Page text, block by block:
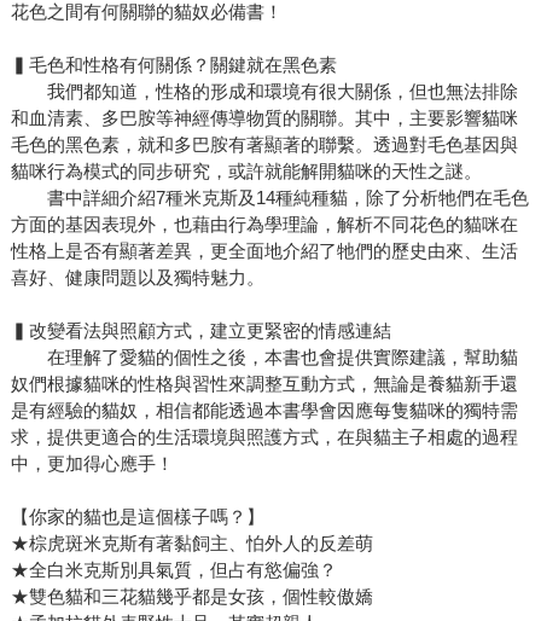
花色之間有何關聯的貓奴必備書！
▍毛色和性格有何關係？關鍵就在黑色素
我們都知道，性格的形成和環境有很大關係，但也無法排除
和血清素、多巴胺等神經傳導物質的關聯。其中，主要影響貓咪
毛色的黑色素，就和多巴胺有著顯著的聯繫。透過對毛色基因與
貓咪行為模式的同步研究，或許就能解開貓咪的天性之謎。
書中詳細介紹7種米克斯及14種純種貓，除了分析牠們在毛色
方面的基因表現外，也藉由行為學理論，解析不同花色的貓咪在
性格上是否有顯著差異，更全面地介紹了牠們的歷史由來、生活
喜好、健康問題以及獨特魅力。
▍改變看法與照顧方式，建立更緊密的情感連結
在理解了愛貓的個性之後，本書也會提供實際建議，幫助貓
奴們根據貓咪的性格與習性來調整互動方式，無論是養貓新手還
是有經驗的貓奴，相信都能透過本書學會因應每隻貓咪的獨特需
求，提供更適合的生活環境與照護方式，在與貓主子相處的過程
中，更加得心應手！
【你家的貓也是這個樣子嗎？】
★棕虎斑米克斯有著黏飼主、怕外人的反差萌
★全白米克斯別具氣質，但占有慾偏強？
★雙色貓和三花貓幾乎都是女孩，個性較傲嬌